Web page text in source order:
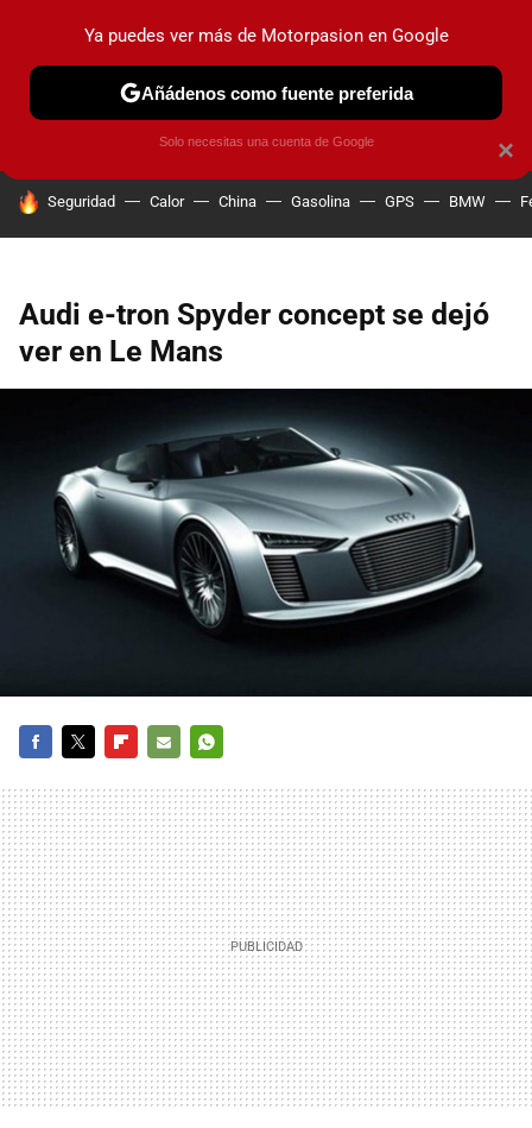
PRUEBAS COCHES ELÉCTRICOS OBSERVATORIO
HOY SE HABLA DE
Seguridad Calor China Gasolina GPS BMW
Audi e-tron Spyder concept se dejó
ver en Le Mans
MAIL
×
Ya puedes ver más de Motorpasion en Google
Añádenos como fuente preferida
Solo necesitas una cuenta de Google